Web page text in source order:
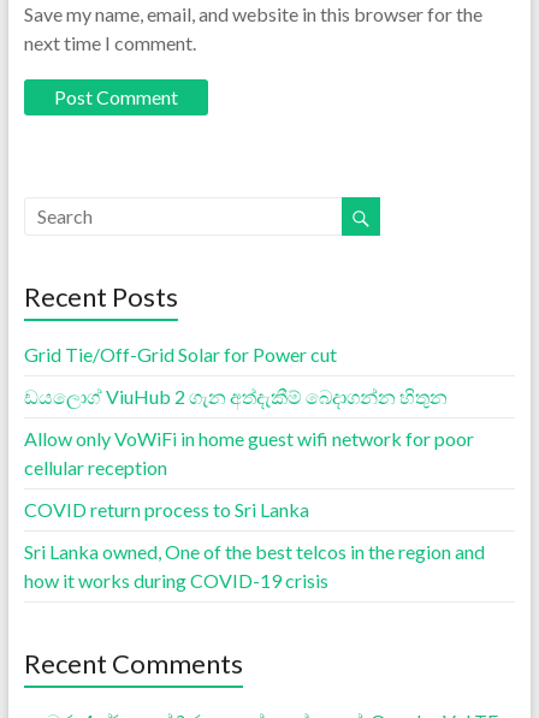
Save my name, email, and website in this browser for the
next time I comment.
Recent Posts
Grid Tie/Off-Grid Solar for Power cut
ඩයලොග් ViuHub 2 ගැන අත්දැකීම් බෙදාගන්න හිතුන
Allow only VoWiFi in home guest wifi network for poor
cellular reception
COVID return process to Sri Lanka
Sri Lanka owned, One of the best telcos in the region and
how it works during COVID-19 crisis
Recent Comments